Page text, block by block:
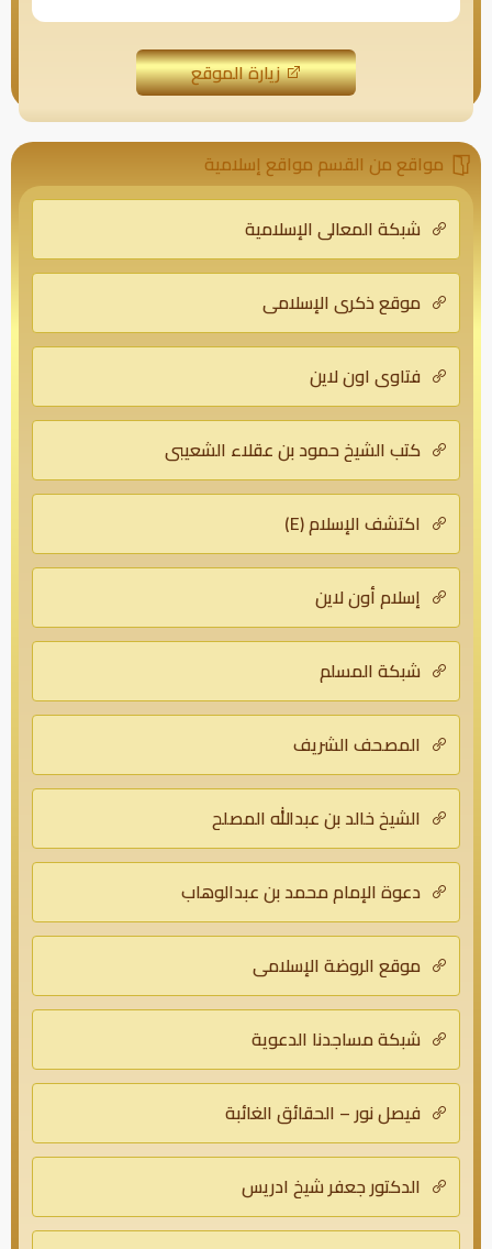
زيارة الموقع
مواقع من القسم مواقع إسلامية
شبكة المعالي الإسلامية
موقع ذكرى الإسلامي
فتاوى اون لاين
كتب الشيخ حمود بن عقلاء الشعيبي
اكتشف الإسلام (E)
إسلام أون لاين
شبكة المسلم
المصحف الشريف
الشيخ خالد بن عبدالله المصلح
دعوة الإمام محمد بن عبدالوهاب
موقع الروضة الإسلامي
شبكة مساجدنا الدعوية
فيصل نور – الحقائق الغائبة
الدكتور جعفر شيخ ادريس